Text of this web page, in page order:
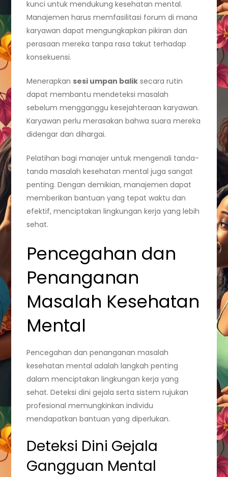
kunci untuk mendukung kesehatan mental.
Manajemen harus memfasilitasi forum di mana
karyawan dapat mengungkapkan pikiran dan
perasaan mereka tanpa rasa takut terhadap
konsekuensi.
Menerapkan sesi umpan balik secara rutin
dapat membantu mendeteksi masalah
sebelum mengganggu kesejahteraan karyawan.
Karyawan perlu merasakan bahwa suara mereka
didengar dan dihargai.
Pelatihan bagi manajer untuk mengenali tanda-
tanda masalah kesehatan mental juga sangat
penting. Dengan demikian, manajemen dapat
memberikan bantuan yang tepat waktu dan
efektif, menciptakan lingkungan kerja yang lebih
sehat.
Pencegahan dan
Penanganan
Masalah Kesehatan
Mental
Pencegahan dan penanganan masalah
kesehatan mental adalah langkah penting
dalam menciptakan lingkungan kerja yang
sehat. Deteksi dini gejala serta sistem rujukan
profesional memungkinkan individu
mendapatkan bantuan yang diperlukan.
Deteksi Dini Gejala
Gangguan Mental